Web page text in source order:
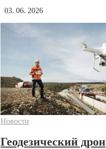
03. 06. 2026
Новости
Геодезический дрон